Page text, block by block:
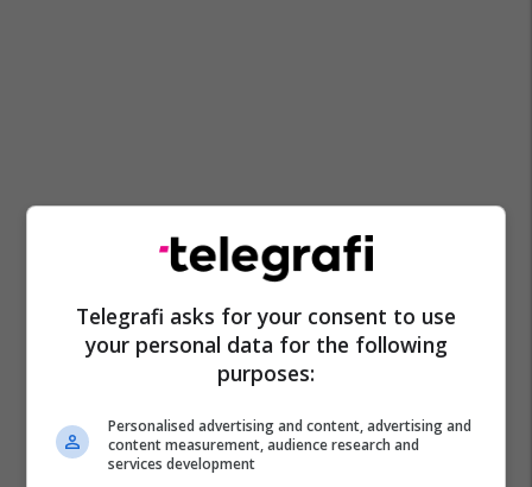
Telegrafi asks for your consent to use
your personal data for the following
purposes:
Personalised advertising and content, advertising and
content measurement, audience research and
services development